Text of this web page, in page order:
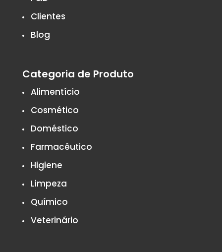
Clientes
Blog
Categoria de Produto
Alimentício
Cosmético
Doméstico
Farmacêutico
Higiene
Limpeza
Químico
Veterinário